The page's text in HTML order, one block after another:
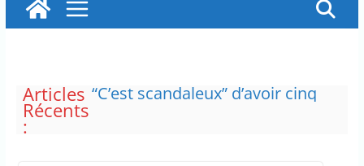
Articles
Récents
:
“C’est scandaleux” d’avoir cinq